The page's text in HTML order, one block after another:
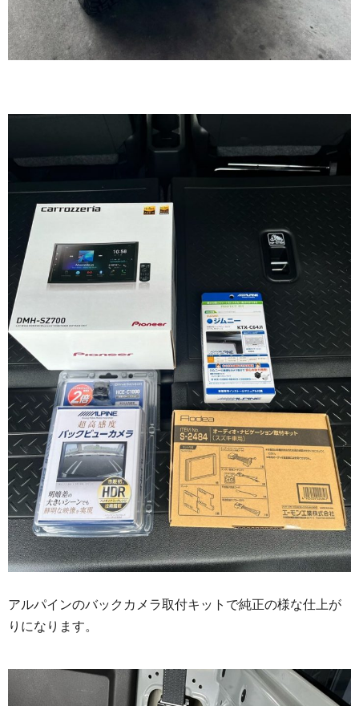
アルパインのバックカメラ取付キットで純正の様な仕上が
りになります。